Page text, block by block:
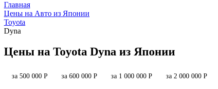
Главная
Цены на Авто из Японии
Toyota
Dyna
Цены на Toyota Dyna из Японии
за 500 000 Р за 600 000 Р за 1 000 000 Р за 2 000 000 Р